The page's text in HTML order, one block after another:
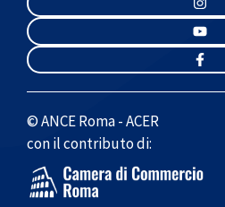
© ANCE Roma - ACER
con il contributo di: